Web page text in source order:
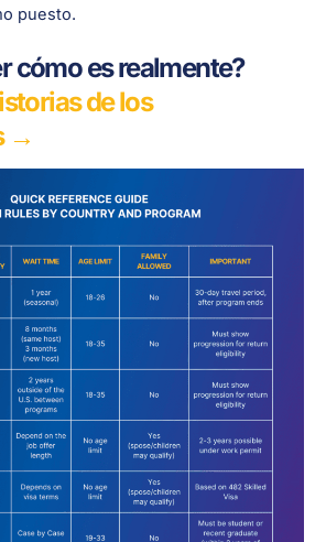
puesto.
cómo es realmente?
de los
→